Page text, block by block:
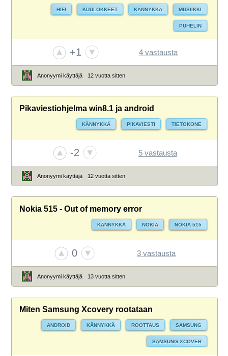
HIFI KUULOKKEET KÄNNYKKÄ MUSIIKKI
PUHELIN
+1 4 vastausta
Anonyymi käyttäjä 12 vuotta sitten
Pikaviestiohjelma win8.1 ja android
KÄNNYKKÄ PIKAVIESTI TIETOKONE
-2 5 vastausta
Anonyymi käyttäjä 12 vuotta sitten
Nokia 515 - Out of memory error
KÄNNYKKÄ NOKIA NOKIA 515
0 3 vastausta
Anonyymi käyttäjä 13 vuotta sitten
Miten Samsung Xcovery rootataan
ANDROID KÄNNYKKÄ ROOTTAUS SAMSUNG
SAMSUNG XCOVER